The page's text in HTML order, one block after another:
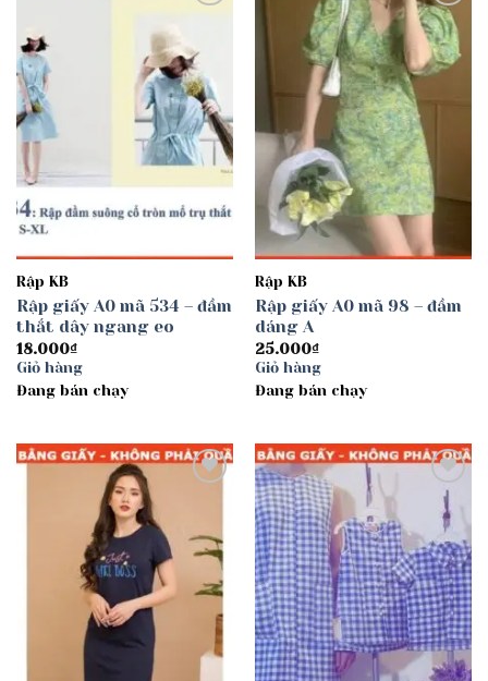
wishlist
Rập KB
Rập giấy A0 mã 534 – đầm
thắt dây ngang eo
18.000₫
Giỏ hàng
Đang bán chạy
Add to
wishlist
Rập KB
Rập giấy A0 mã 98 – đầm
dáng A
25.000₫
Giỏ hàng
Đang bán chạy
Add to
wishlist